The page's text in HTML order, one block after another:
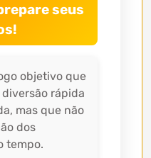
seus
objetivo que
rápida
mas que não
dos
tempo.